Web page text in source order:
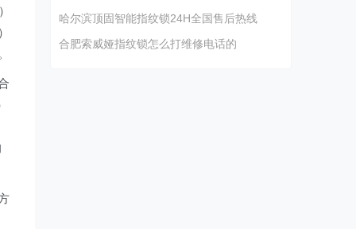
哈尔滨顶固智能指纹锁24H全国售后热线
合肥索威娅指纹锁怎么打维修电话的